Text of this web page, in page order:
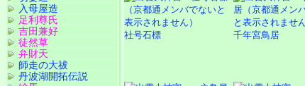
社号石標 千年宮鳥居
入母屋造
足利尊氏
吉田兼好
徒然草
弁財天
師走の大祓
丹波湖開拓伝説